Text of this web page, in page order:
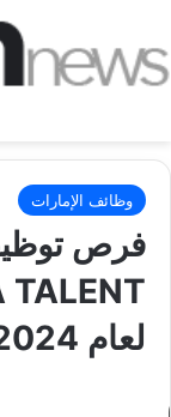
وظائف الإمارات
فرص
لعام 2024